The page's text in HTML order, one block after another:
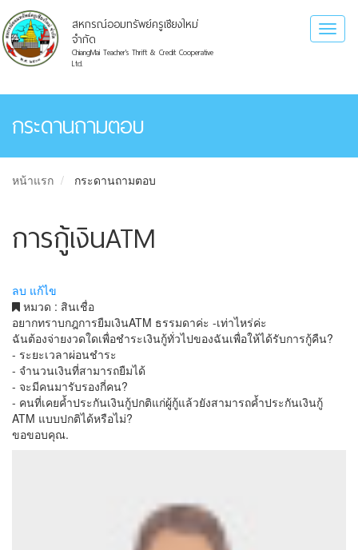
สหกรณ์ออมทรัพย์ครูเชียงใหม่
จำกัด
ChiangMai Teacher's Thrift & Credit Cooperative
Ltd.
กระดานถามตอบ
หน้าแรก กระดานถามตอบ
การกู้เงินATM
ลบ แก้ไข
หมวด : สินเชื่อ
อยากทราบกฎการยืมเงินATM ธรรมดาค่ะ -เท่าไหร่ค่ะ
ฉันต้องจ่ายงวดใดเพื่อชำระเงินกู้ทั่วไปของฉันเพื่อให้ได้รับการกู้คืน?
- ระยะเวลาผ่อนชำระ
- จำนวนเงินที่สามารถยืมได้
- จะมีคนมารับรองกี่คน?
- คนที่เคยค้ำประกันเงินกู้ปกติแก่ผู้กู้แล้วยังสามารถค้ำประกันเงินกู้
ATM แบบปกติได้หรือไม่?
ขอขอบคุณ.